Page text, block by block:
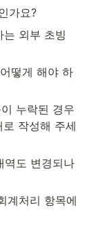
가요?
외부 초빙
떻게 해야 하
누락된 경우
작성해 주세
역도 변경되나
계처리 항목에